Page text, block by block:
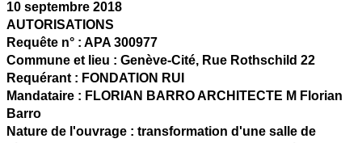
10 septembre 2018
AUTORISATIONS
Requête n° : APA 300977
Commune et lieu : Genève-Cité, Rue Rothschild 22
Requérant : FONDATION RUI
Mandataire : FLORIAN BARRO ARCHITECTE M Florian
Barro
Nature de l'ouvrage : transformation d'une salle de